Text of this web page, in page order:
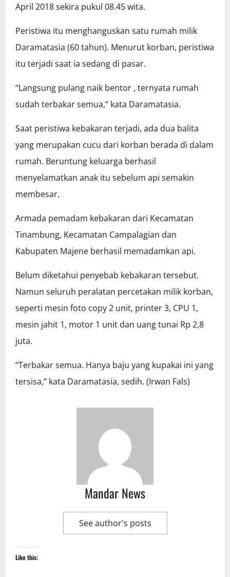
April 2018 sekira pukul 08.45 wita.
Peristiwa itu menghanguskan satu rumah milik
Daramatasia (60 tahun). Menurut korban, peristiwa
itu terjadi saat ia sedang di pasar.
“Langsung pulang naik bentor , ternyata rumah
sudah terbakar semua,” kata Daramatasia.
Saat peristiwa kebakaran terjadi, ada dua balita
yang merupakan cucu dari korban berada di dalam
rumah. Beruntung keluarga berhasil
menyelamatkan anak itu sebelum api semakin
membesar.
Armada pemadam kebakaran dari Kecamatan
Tinambung, Kecamatan Campalagian dan
Kabupaten Majene berhasil memadamkan api.
Belum diketahui penyebab kebakaran tersebut.
Namun seluruh peralatan percetakan milik korban,
seperti mesin foto copy 2 unit, printer 3, CPU 1,
mesin jahit 1, motor 1 unit dan uang tunai Rp 2,8
juta.
“Terbakar semua. Hanya baju yang kupakai ini yang
tersisa,” kata Daramatasia, sedih. (Irwan Fals)
Mandar News
See author's posts
Like this: